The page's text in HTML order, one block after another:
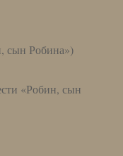
сын Робина»)
«Робин, сын